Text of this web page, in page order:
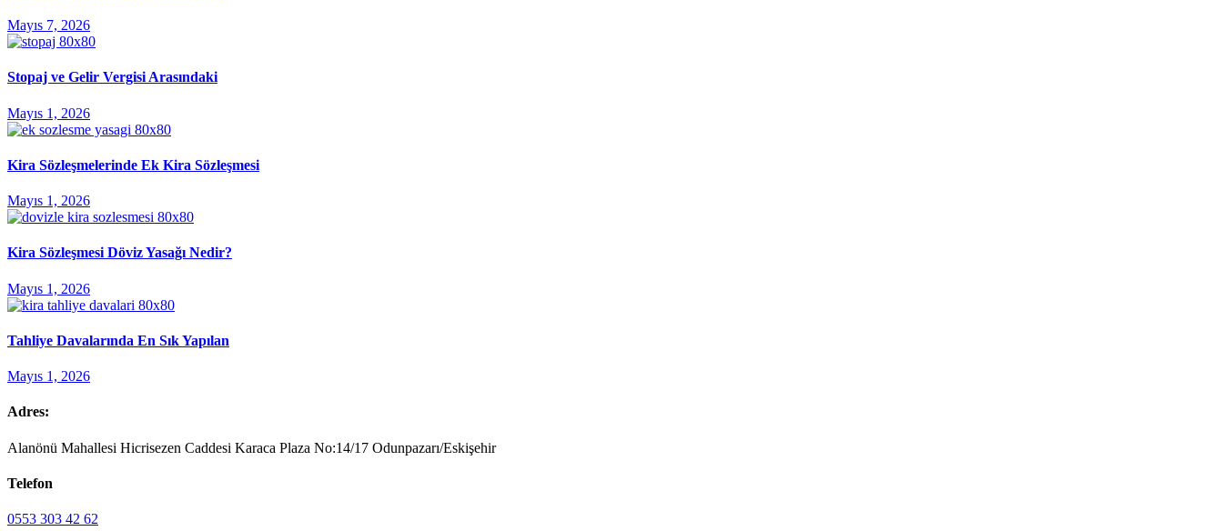
Mayıs 7, 2026
Stopaj ve Gelir Vergisi Arasındaki
Mayıs 1, 2026
Kira Sözleşmelerinde Ek Kira Sözleşmesi
Mayıs 1, 2026
Kira Sözleşmesi Döviz Yasağı Nedir?
Mayıs 1, 2026
Tahliye Davalarında En Sık Yapılan
Mayıs 1, 2026
Adres:
Alanönü Mahallesi Hicrisezen Caddesi Karaca Plaza No:14/17 Odunpazarı/Eskişehir
Telefon
0553 303 42 62